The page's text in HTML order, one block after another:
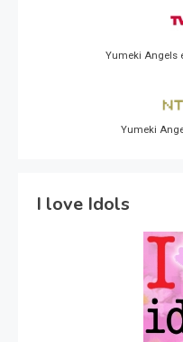
Yumeki Angels
Yumeki
I love Idols